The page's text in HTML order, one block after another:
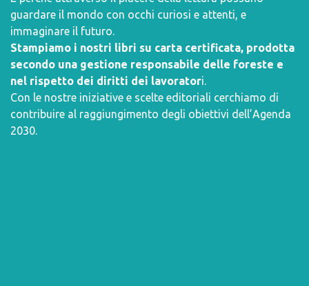
guardare il mondo con occhi curiosi e attenti, e
immaginare il futuro.
Stampiamo i nostri libri su carta certificata, prodotta
secondo una gestione responsabile delle foreste e
nel rispetto dei diritti dei lavoratori.
Con le nostre iniziative e scelte editoriali cerchiamo di
contribuire al raggiungimento degli obiettivi dell’Agenda
2030.